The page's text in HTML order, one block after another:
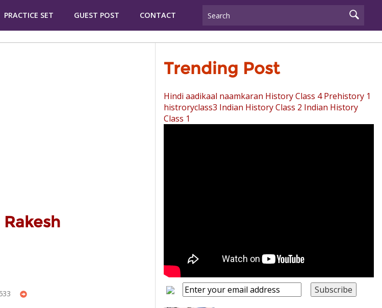
PRACTICE SET GUEST POST CONTACT
Trending Post
Hindi aadikaal naamkaran History Class 4 Prehistory 1
histroryclass3 Indian History Class 2 Indian History
Class 1